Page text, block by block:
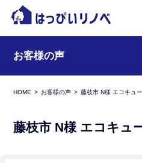
お客様の声
HOME お客様の声 藤枝市 N様 エコキュ
藤枝市 N様 エコキュ